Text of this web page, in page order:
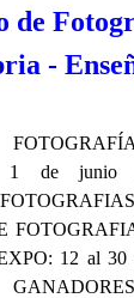
de
-
1 de junio
12 al 30